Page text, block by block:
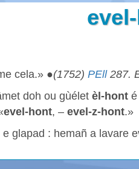
cela.» ●(1752) PEll287.
doh ou gùélet èl-hont
evel-hont, – evel-z-hont.»
glapad : hemañ a lavare